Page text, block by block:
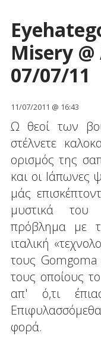
Misery
07/07/11
11/07/2011 @ 16:43
Ω θεοί των
στέλνετε
ορισμός της
και οι Ιάπωνες
μάς
μυστικά
πρόβλημα με
ιταλική
τους
τους οποίους το
απ' ό,τι
φορά.